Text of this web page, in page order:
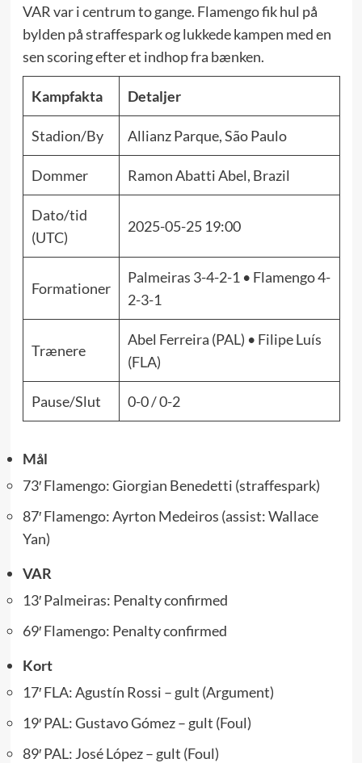
VAR var i centrum to gange. Flamengo fik hul på
bylden på straffespark og lukkede kampen med en
sen scoring efter et indhop fra bænken.
Kampfakta Detaljer
Stadion/By Allianz Parque, São Paulo
Dommer Ramon Abatti Abel, Brazil
Dato/tid
(UTC)
2025-05-25 19:00
Formationer
Palmeiras 3-4-2-1 • Flamengo 4-
2-3-1
Trænere
Abel Ferreira (PAL) • Filipe Luís
(FLA)
Pause/Slut 0-0 / 0-2
Mål
73′ Flamengo: Giorgian Benedetti (straffespark)
87′ Flamengo: Ayrton Medeiros (assist: Wallace
Yan)
VAR
13′ Palmeiras: Penalty confirmed
69′ Flamengo: Penalty confirmed
Kort
17′ FLA: Agustín Rossi – gult (Argument)
19′ PAL: Gustavo Gómez – gult (Foul)
89′ PAL: José López – gult (Foul)